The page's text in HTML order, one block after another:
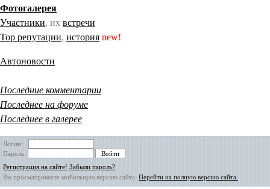
Фотогалерея
Участники, их встречи
Тор репутации, история new!
Автоновости
Последние комментарии
Последнее на форуме
Последнее в галерее
Логин:
Пароль:
Регистрация на сайте! Забыли пароль?
Вы просматриваете мобильную версию сайта. Перейти на полную версию сайта.